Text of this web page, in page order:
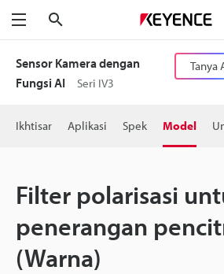
Menu
Sensor Kamera dengan
Fungsi AI
Seri IV3
Tanya
Ikhtisar Aplikasi Spek Model
Filter polarisasi
penerangan
(Warna)